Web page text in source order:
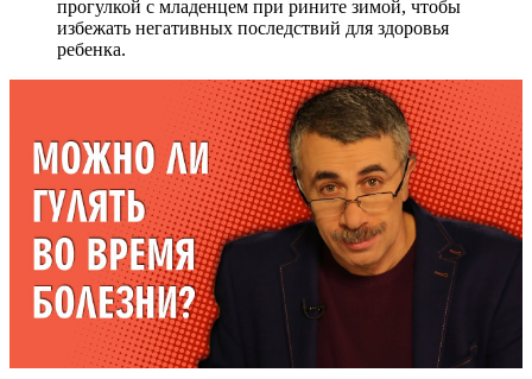
прогулкой с младенцем при рините зимой, чтобы
избежать негативных последствий для здоровья
ребенка.